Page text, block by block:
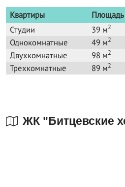
Квартиры Площадь
Студии
39 м2
Однокомнатные 49 м2
Двухкомнатные 98 м2
Трехкомнатные 89 м2
ЖК "Битцевские